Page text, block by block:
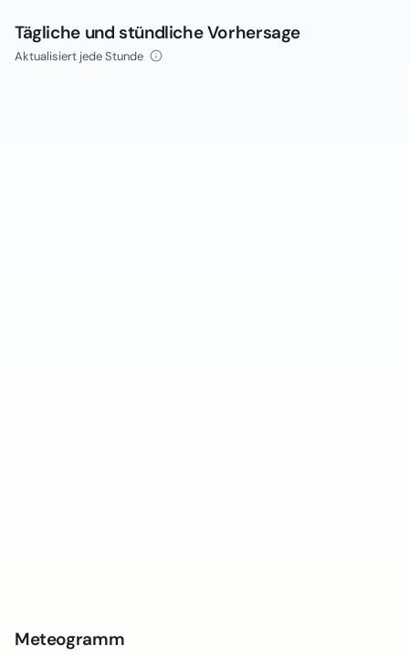
Tägliche und stündliche Vorhersage
Aktualisiert jede Stunde
Meteogramm